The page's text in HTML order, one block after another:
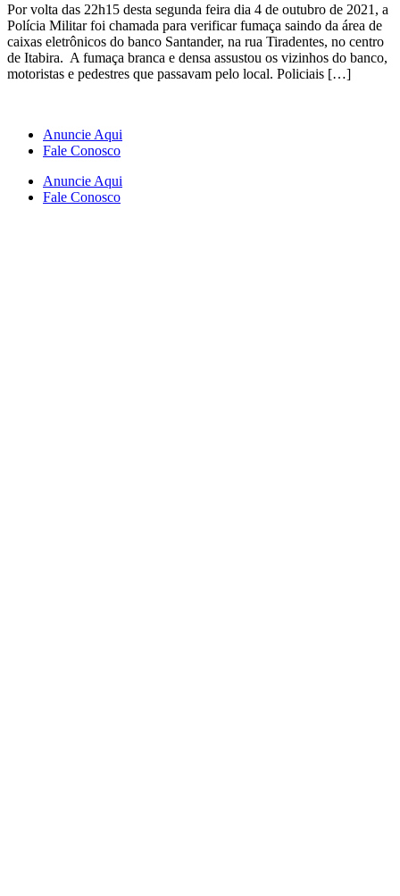
Por volta das 22h15 desta segunda feira dia 4 de outubro de 2021, a
Polícia Militar foi chamada para verificar fumaça saindo da área de
caixas eletrônicos do banco Santander, na rua Tiradentes, no centro
de Itabira. A fumaça branca e densa assustou os vizinhos do banco,
motoristas e pedestres que passavam pelo local. Policiais […]
Anuncie Aqui
Fale Conosco
Anuncie Aqui
Fale Conosco